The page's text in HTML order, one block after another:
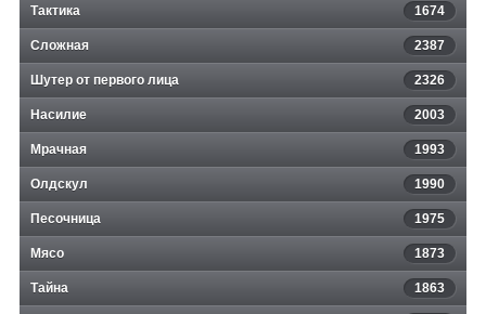
Тактика 1674
Сложная 2387
Шутер от первого лица 2326
Насилие 2003
Мрачная 1993
Олдскул 1990
Песочница 1975
Мясо 1873
Тайна 1863